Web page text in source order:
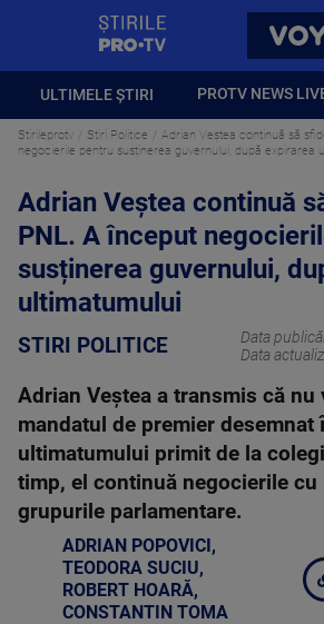
ULTIMELE ȘTIRI PROTV NEWS
Stirileprotv Stiri Politice
Adrian Veștea continuă să
negocierile pentru susținerea guvernului, după expirarea
Adrian Veștea continuă
PNL. A început
susținerea guvernului,
ultimatumului
STIRI POLITICE Data
Data
Adrian Veștea a transmis că nu
mandatul de premier desemnat
ultimatumului primit de la
timp, el continuă negocierile cu
grupurile parlamentare.
ADRIAN POPOVICI,
TEODORA SUCIU,
ROBERT HOARĂ,
CONSTANTIN TOMA